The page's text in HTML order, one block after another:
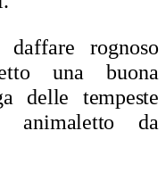
rognoso
una buona
delle tempeste
da